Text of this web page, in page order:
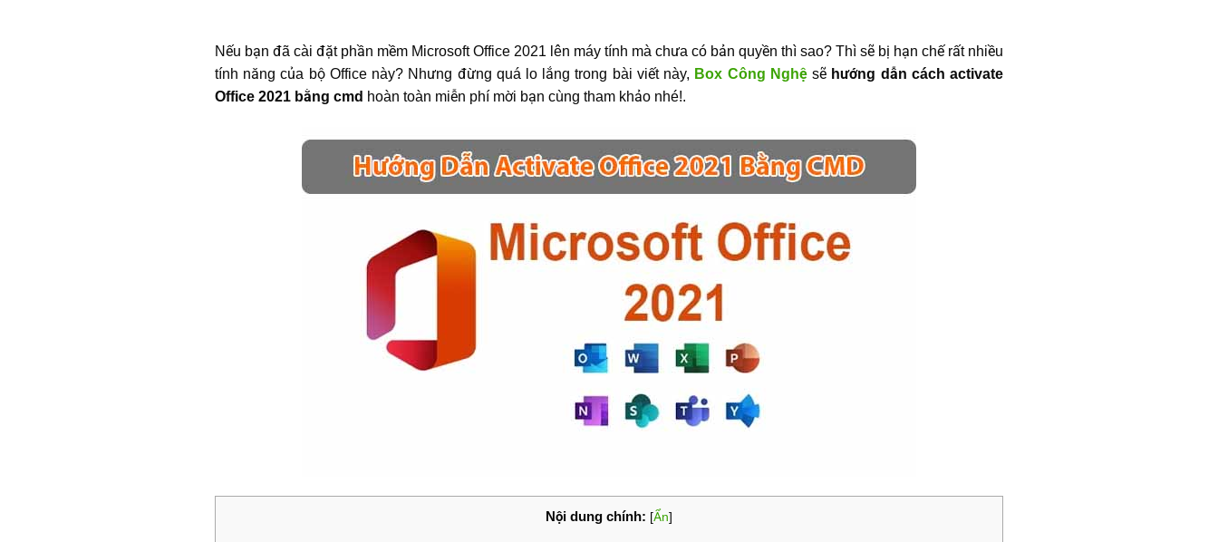
Nếu bạn đã cài đặt phần mềm Microsoft Office 2021 lên máy tính mà chưa có bản quyền thì sao? Thì sẽ bị hạn chế rất nhiều
tính năng của bộ Office này? Nhưng đừng quá lo lắng trong bài viết này, Box Công Nghệsẽ hướng dẫn cách activate
Office 2021 bằng cmd hoàn toàn miễn phí mời bạn cùng tham khảo nhé!.
Nội dung chính: [Ẩn]